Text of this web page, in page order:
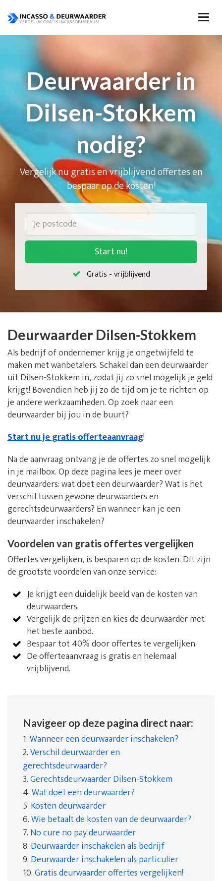
Deurwaarder in
Dilsen-Stokkem
nodig?
Vergelijk nu gratis en vrijblijvend offertes en
bespaar op de kosten!
Start nu!
Gratis - vrijblijvend
Deurwaarder Dilsen-Stokkem
Als bedrijf of ondernemer krijg je ongetwijfeld te
maken met wanbetalers. Schakel dan een deurwaarder
uit Dilsen-Stokkem in, zodat jij zo snel mogelijk je geld
krijgt! Bovendien heb jij zo de tijd om je te richten op
je andere werkzaamheden. Op zoek naar een
deurwaarder bij jou in de buurt?
Start nu je gratis offerteaanvraag!
Na de aanvraag ontvang je de offertes zo snel mogelijk
in je mailbox. Op deze pagina lees je meer over
deurwaarders: wat doet een deurwaarder? Wat is het
verschil tussen gewone deurwaarders en
gerechtsdeurwaarders? En wanneer kan je een
deurwaarder inschakelen?
Voordelen van gratis offertes vergelijken
Offertes vergelijken, is besparen op de kosten. Dit zijn
de grootste voordelen van onze service:
Je krijgt een duidelijk beeld van de kosten van
deurwaarders.
Vergelijk de prijzen en kies de deurwaarder met
het beste aanbod.
Bespaar tot 40% door offertes te vergelijken.
De offerteaanvraag is gratis en helemaal
vrijblijvend.
Navigeer op deze pagina direct naar:
1.Wanneer een deurwaarder inschakelen?
2.Verschil deurwaarder en
gerechtsdeurwaarder?
3.Gerechtsdeurwaarder Dilsen-Stokkem
4.Wat doet een deurwaarder?
5. Kosten deurwaarder
6.Wie betaalt de kosten van de deurwaarder?
7. No cure no pay deurwaarder
8. Deurwaarder inschakelen als bedrijf
9. Deurwaarder inschakelen als particulier
10.Gratis deurwaarder offertes vergelijken!